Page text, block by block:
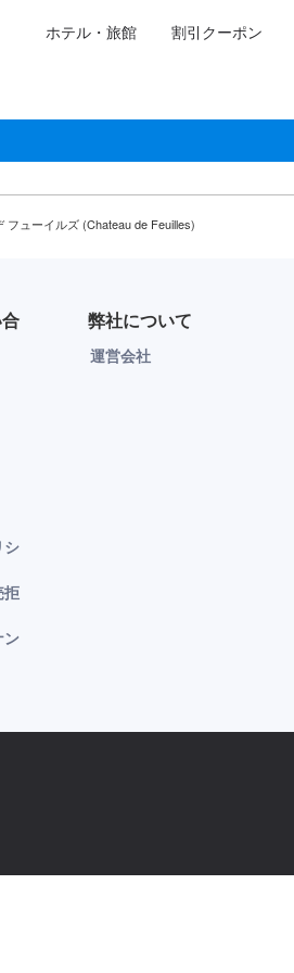
ホテル・旅館 割引クーポン
フューイルズ (Chateau de Feuilles)
シ
拒
ン
弊社について
運営会社